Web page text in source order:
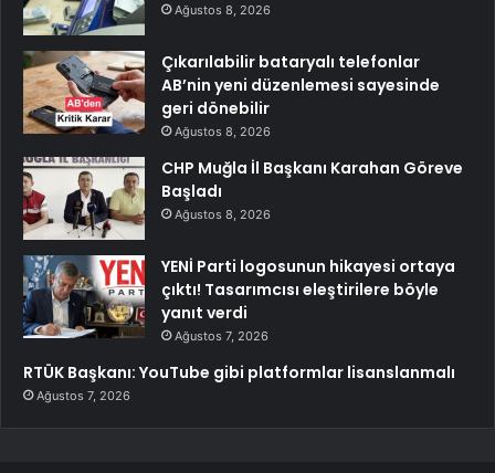
Ağustos 8, 2026
Çıkarılabilir bataryalı telefonlar
AB’nin yeni düzenlemesi sayesinde
geri dönebilir
Ağustos 8, 2026
CHP Muğla İl Başkanı Karahan Göreve
Başladı
Ağustos 8, 2026
YENİ Parti logosunun hikayesi ortaya
çıktı! Tasarımcısı eleştirilere böyle
yanıt verdi
Ağustos 7, 2026
RTÜK Başkanı: YouTube gibi platformlar lisanslanmalı
Ağustos 7, 2026